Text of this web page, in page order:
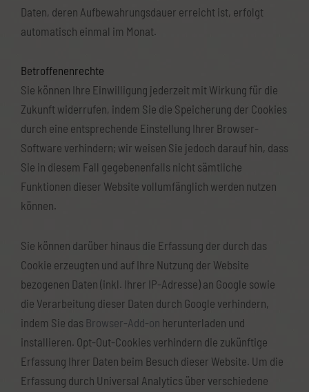
Daten, deren Aufbewahrungsdauer erreicht ist, erfolgt
automatisch einmal im Monat.
Betroffenenrechte
Sie können Ihre Einwilligung jederzeit mit Wirkung für die
Zukunft widerrufen, indem Sie die Speicherung der Cookies
durch eine entsprechende Einstellung Ihrer Browser-
Software verhindern; wir weisen Sie jedoch darauf hin, dass
Sie in diesem Fall gegebenenfalls nicht sämtliche
Funktionen dieser Website vollumfänglich werden nutzen
können.
Sie können darüber hinaus die Erfassung der durch das
Cookie erzeugten und auf Ihre Nutzung der Website
bezogenen Daten (inkl. Ihrer IP-Adresse) an Google sowie
die Verarbeitung dieser Daten durch Google verhindern,
indem Sie das Browser-Add-on herunterladen und
installieren. Opt-Out-Cookies verhindern die zukünftige
Erfassung Ihrer Daten beim Besuch dieser Website. Um die
Erfassung durch Universal Analytics über verschiedene